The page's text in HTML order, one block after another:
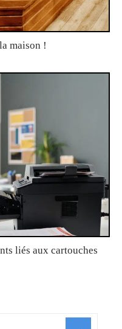
maison !
liés aux cartouches